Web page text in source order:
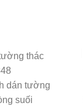
dán tường
suối